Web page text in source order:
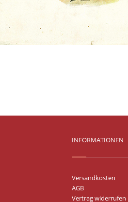
INFORMATIONEN
Versandkosten
AGB
Vertrag widerrufen